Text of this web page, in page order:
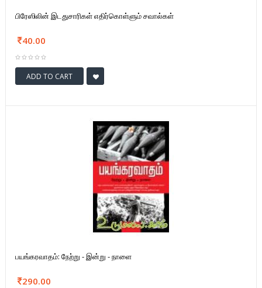
பிரேஸிலின் இடதுசாரிகள் எதிர்கொள்ளும் சவால்கள்
40.00
ADD TO CART
பயங்கரவாதம்: நேற்று - இன்று - நாளை
290.00